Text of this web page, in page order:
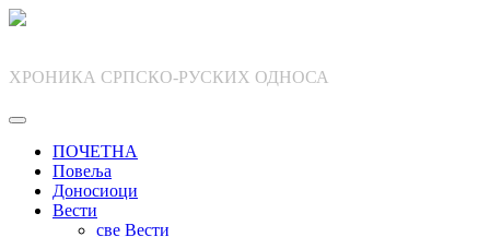
Skip
ХРОНИКА СРПСКО-РУСКИХ ОДНОСА
ПОЧЕТНА
Повеља
Доносиоци
Вести
све Вести